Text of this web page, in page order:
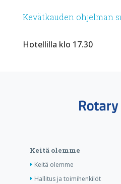
Kevätkauden ohjelman
Hotellilla klo 17.30
Keitä olemme
Keitä olemme
Hallitus ja toimihenkilöt